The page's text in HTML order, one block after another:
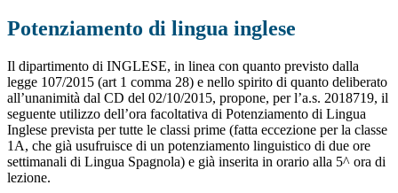
Potenziamento di lingua inglese
Il dipartimento di INGLESE, in linea con quanto previsto dalla
legge 107/2015 (art 1 comma 28) e nello spirito di quanto deliberato
all’unanimità dal CD del 02/10/2015, propone, per l’a.s. 2018719, il
seguente utilizzo dell’ora facoltativa di Potenziamento di Lingua
Inglese prevista per tutte le classi prime (fatta eccezione per la classe
1A, che già usufruisce di un potenziamento linguistico di due ore
settimanali di Lingua Spagnola) e già inserita in orario alla 5^ ora di
lezione.